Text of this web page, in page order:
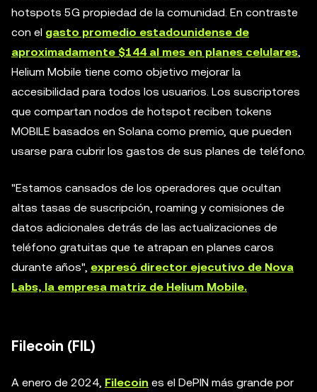
hotspots 5G propiedad de la comunidad. En contraste
con el gasto promedio estadounidense de
aproximadamente $144 al mes en planes celulares,
Helium Mobile tiene como objetivo mejorar la
accesibilidad para todos los usuarios. Los suscriptores
que compartan nodos de hotspot reciben tokens
MOBILE basados en Solana como premio, que pueden
usarse para cubrir los gastos de sus planes de teléfono.
"Estamos cansados de los operadores que ocultan
altas tasas de suscripción, roaming y comisiones de
datos adicionales detrás de las actualizaciones de
teléfono gratuitas que te atrapan en planes caros
durante años", expresó director ejecutivo de Nova
Labs, la empresa matriz de Helium Mobile.
Filecoin (FIL)
A enero de 2024, Filecoin es el DePIN más grande por